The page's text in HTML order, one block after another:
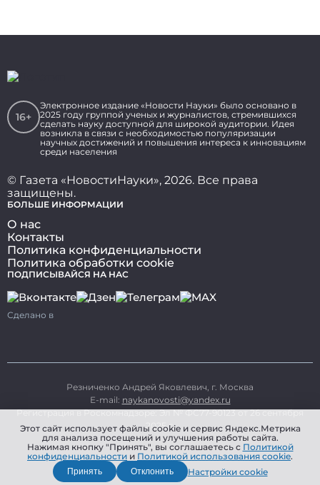
16+
Электронное издание «Новости Науки» было основано в
2025 году группой ученых и журналистов, стремившихся
сделать науку доступной для широкой аудитории. Идея
возникла в связи с необходимостью популяризации
научных достижений и повышения интереса к инновациям
среди населения
© Газета «НовостиНауки», 2026. Все права
защищены.
БОЛЬШЕ ИНФОРМАЦИИ
О нас
Контакты
Политика конфиденциальности
Политика обработки cookie
ПОДПИСЫВАЙСЯ НА НАС
Сделано в
Резниченко Андрей Яковлевич, г. Москва
E-mail: naykanovosti@yandex.ru
Регистрация в Роскомнадзоре: Эл № ФС77-90123 от 26 сентября
2025 г.
Этот сайт использует файлы cookie и сервис Яндекс.Метрика
для анализа посещений и улучшения работы сайта.
Нажимая кнопку "Принять", вы соглашаетесь с Политикой
конфиденциальности и Политикой использования cookie.
Принять Отклонить Настройки cookie